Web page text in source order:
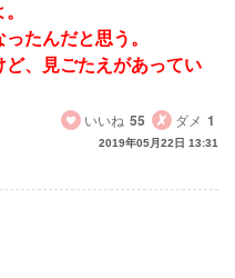
たんだと思う。
、見ごたえがあってい
いいね 55 ダメ 1
2019年05月22日 13:31